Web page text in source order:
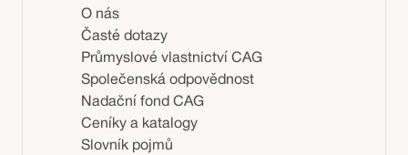
O nás
Časté dotazy
Průmyslové vlastnictví CAG
Společenská odpovědnost
Nadační fond CAG
Ceníky a katalogy
Slovník pojmů